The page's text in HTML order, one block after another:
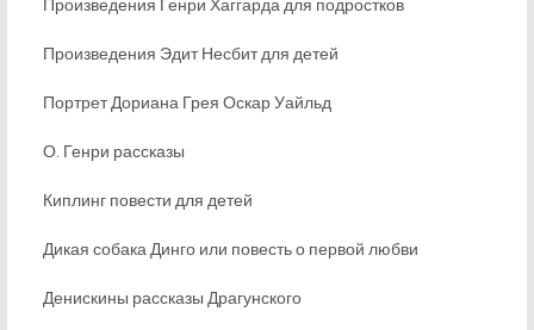
Произведения Генри Хаггарда для подростков
Произведения Эдит Несбит для детей
Портрет Дориана Грея Оскар Уайльд
О. Генри рассказы
Киплинг повести для детей
Дикая собака Динго или повесть о первой любви
Денискины рассказы Драгунского